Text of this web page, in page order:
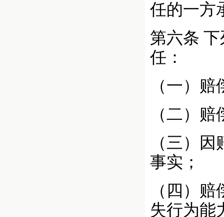
任的一方
第六条 下
任：
（一）
（二）
（三）
事实；
（四）
失行为能